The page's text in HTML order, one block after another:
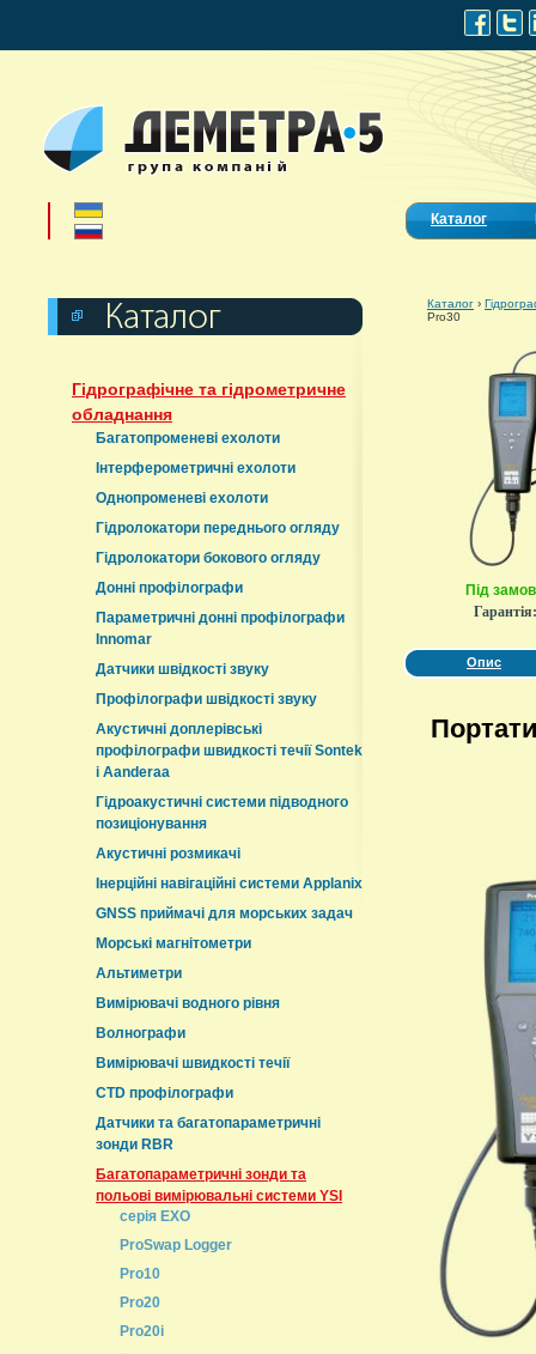
Каталог
Гідрографічне та гідрометричне
обладнання
Багатопроменеві ехолоти
Інтерферометричні ехолоти
Однопроменеві ехолоти
Гідролокатори переднього огляду
Гідролокатори бокового огляду
Донні профілографи
Параметричні донні профілографи
Innomar
Датчики швідкості звуку
Профілографи швідкості звуку
Акустичні доплерівські
профілографи швидкості течії Sontek
і Aanderaa
Гідроакустичні системи підводного
позиціонування
Акустичні розмикачі
Інерційні навігаційні системи Applanix
GNSS приймачі для морських задач
Морські магнітометри
Альтиметри
Вимірювачі водного рівня
Волнографи
Вимірювачі швидкості течії
CTD профілографи
Датчики та багатопараметричні
зонди RBR
Багатопараметричні зонди та
польові вимірювальні системи YSI
серія EXO
ProSwap Logger
Pro10
Pro20
Pro20i
Каталог ›
Pro30
Під
Опис